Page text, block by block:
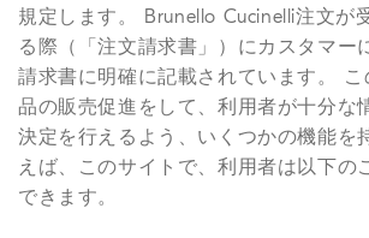
規定します。 Brunello Cucinelli注文が
る際（「注文請求書」）にカスタマー
請求書に明確に記載されています。 こ
品の販売促進をして、利用者が十分な
決定を行えるよう、いくつかの機能を
えば、このサイトで、利用者は以下の
できます。